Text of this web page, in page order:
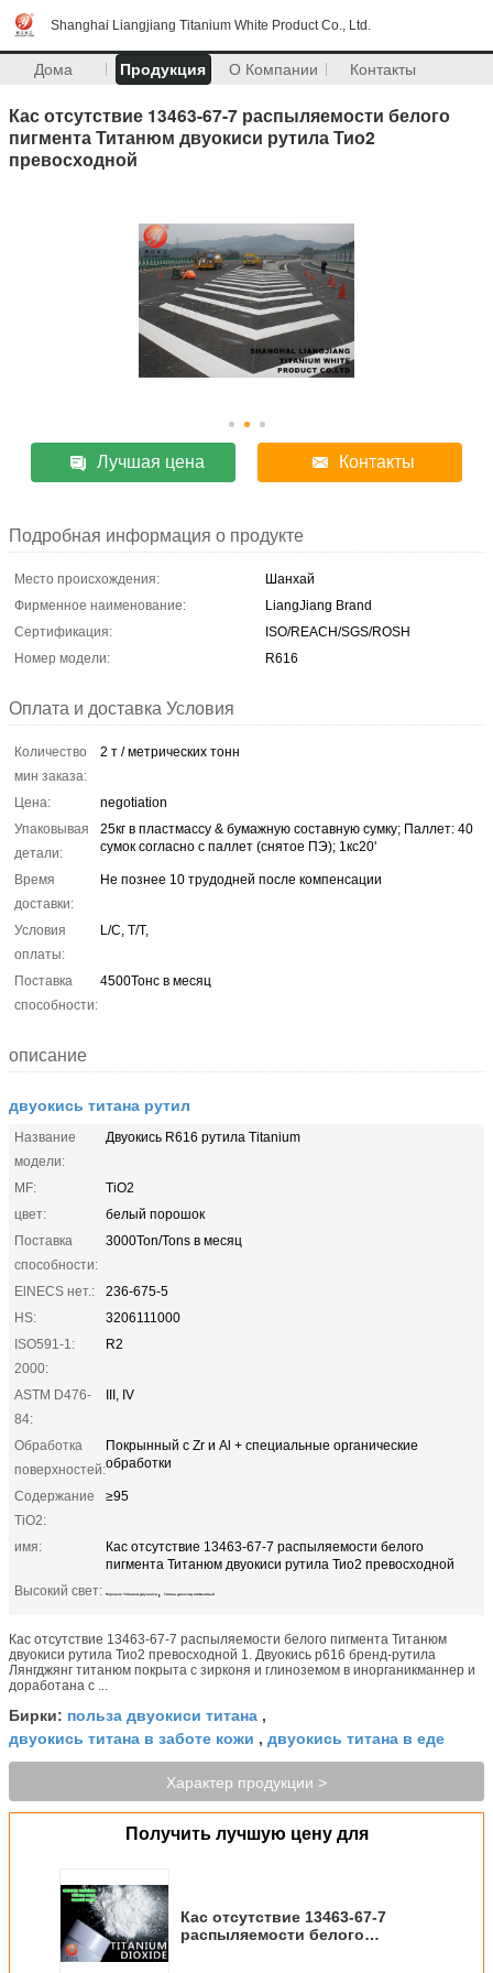
Shanghai Liangjiang Titanium White Product Co., Ltd.
Дома Продукция О Компании Контакты
Кас отсутствие 13463-67-7 распыляемости белого
пигмента Титанюм двуокиси рутила Тио2
превосходной
Лучшая цена Контакты
Подробная информация о продукте
Место происхождения:
Шанхай
Фирменное наименование:
LiangJiang Brand
Сертификация:
ISO/REACH/SGS/ROSH
Номер модели:
R616
Оплата и доставка Условия
Количество
мин заказа:
2 т / метрических тонн
Цена:
negotiation
Упаковывая
детали:
25кг в пластмассу & бумажную составную сумку; Паллет: 40
сумок согласно с паллет (снятое ПЭ); 1кс20'
Время
доставки:
Не познее 10 трудодней после компенсации
Условия
оплаты:
L/C, T/T,
Поставка
способности:
4500Тонс в месяц
описание
двуокись титана рутил
Название
модели:
Двуокись R616 рутила Titanium
MF:
TiO2
цвет:
белый порошок
Поставка
способности:
3000Ton/Tons в месяц
ElNECS нет.:
236-675-5
HS:
3206111000
ISO591-1:
2000:
R2
ASTM D476-
84:
III, IV
Обработка
поверхностей:
Покрынный с Zr и Al + специальные органические
обработки
Содержание
TiO2:
≥95
имя:
Кас отсутствие 13463-67-7 распыляемости белого
пигмента Титанюм двуокиси рутила Тио2 превосходной
Высокий свет:
Порошок Титанюм двуокиси , Титана диоксид пигментный
Кас отсутствие 13463-67-7 распыляемости белого пигмента Титанюм
двуокиси рутила Тио2 превосходной 1. Двуокись р616 бренд-рутила
Лянгджянг титанюм покрыта с зирконя и глиноземом в инорганикманнер и
доработана с ...
Бирки: польза двуокиси титана ,
двуокись титана в заботе кожи , двуокись титана в еде
Характер продукции >
Получить лучшую цену для
Кас отсутствие 13463-67-7
распыляемости белого